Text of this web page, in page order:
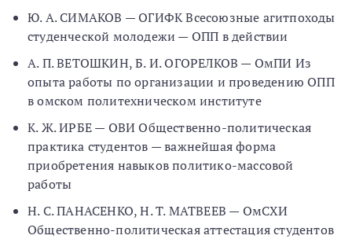
Ю. А. СИМАКОВ — ОГИФК Всесоюзные агитпоходы
студенческой молодежи — ОПП в действии
А. П. ВЕТОШКИН, Б. И. ОГОРЕЛКОВ — ОмПИ Из
опыта работы по организации и проведению ОПП
в омском политехническом институте
К. Ж. ИРБЕ — ОВИ Общественно-политическая
практика студентов — важнейшая форма
приобретения навыков политико-массовой
работы
Н. С. ПАНАСЕНКО, Н. Т. МАТВЕЕВ — ОмСХИ
Общественно-политическая аттестация студентов